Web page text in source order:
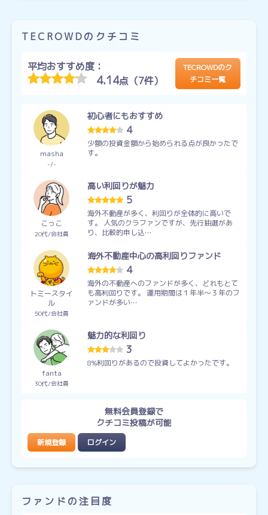
TECROWDのクチコミ
平均おすすめ度：
4.14点（7件）
TECROWDのク
チコミ一覧
masha
- -
初心者にもおすすめ
4
少額の投資金額から始められる点が良かったで
す。
こっこ
20代 会社員
高い利回りが魅力
5
海外不動産が多く、利回りが全体的に高いで
す。 人気のクラファンですが、先行抽選があ
り、比較的申し込…
トミースタイ
ル
50代 会社員
海外不動産中心の高利回りファンド
4
海外の不動産へのファンドが多く、どれもとて
も高利回りです。 運用期間は１年半～３年のフ
ァンドが多い…
fanta
30代 会社員
魅力的な利回り
3
8%利回りがあるので投資してよかったです。
無料会員登録で
クチコミ投稿が可能
新規登録 ログイン
ファンドの注目度